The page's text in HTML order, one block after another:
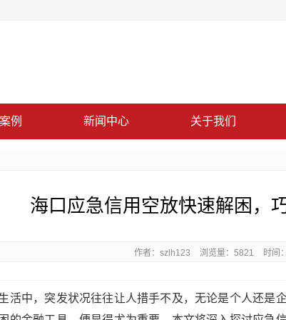
例 新闻中心 关于我们
海口应急信用空放快速解困，
作者：szlh123 浏览量：5821 时间
活中，突发状况往往让人措手不及，无论是个人还是